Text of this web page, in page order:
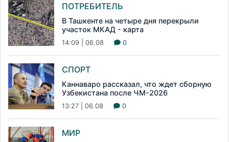
ПОТРЕБИТЕЛЬ
В Ташкенте на четыре дня перекрыли
участок МКАД - карта
14:09 | 06.08 0
СПОРТ
Каннаваро рассказал, что ждет сборную
Узбекистана после ЧМ-2026
13:27 | 06.08 0
МИР